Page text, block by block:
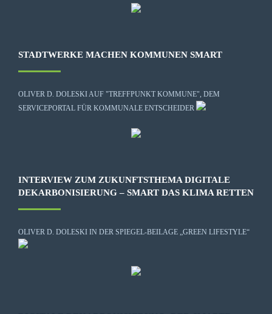
STADTWERKE MACHEN KOMMUNEN SMART
OLIVER D. DOLESKI AUF "TREFFPUNKT KOMMUNE", DEM
SERVICEPORTAL FÜR KOMMUNALE ENTSCHEIDER
INTERVIEW ZUM ZUKUNFTSTHEMA DIGITALE
DEKARBONISIERUNG – SMART DAS KLIMA RETTEN
OLIVER D. DOLESKI IN DER SPIEGEL-BEILAGE „GREEN LIFESTYLE“